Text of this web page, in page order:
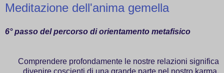
Meditazione dell'anima gemella
6° passo del percorso di orientamento metafisico
Comprendere profondamente le nostre relazioni significa
divenire coscienti di una grande parte nel nostro karma.